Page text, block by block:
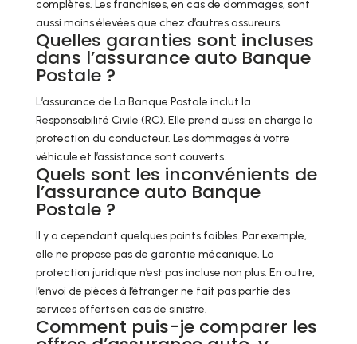
complètes. Les franchises, en cas de dommages, sont
aussi moins élevées que chez d’autres assureurs.
Quelles garanties sont incluses
dans l’assurance auto Banque
Postale ?
L’assurance de La Banque Postale inclut la
Responsabilité Civile (RC). Elle prend aussi en charge la
protection du conducteur. Les dommages à votre
véhicule et l’assistance sont couverts.
Quels sont les inconvénients de
l’assurance auto Banque
Postale ?
Il y a cependant quelques points faibles. Par exemple,
elle ne propose pas de garantie mécanique. La
protection juridique n’est pas incluse non plus. En outre,
l’envoi de pièces à l’étranger ne fait pas partie des
services offerts en cas de sinistre.
Comment puis-je comparer les